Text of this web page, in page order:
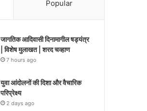
Popular
जागतिक आदिवासी दिनामागील षड्यंत्र
| विशेष मुलाखत | शरद चव्हाण
7 hours ago
युवा आंदोलनों की दिशा और वैचारिक
परिप्रेक्ष्य
2 days ago